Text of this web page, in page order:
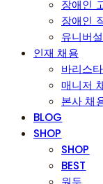
장애인
장애인
유니버
인재 채용
바리스
매니저
본사 채
BLOG
SHOP
SHOP
BEST